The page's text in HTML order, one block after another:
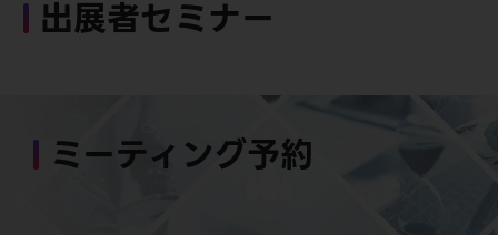
出展者セミナー
ミーティング予約